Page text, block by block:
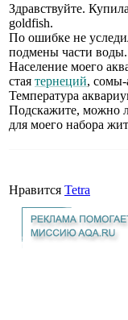
Здравствуйте.
goldfish.
По ошибке не
подмены части воды.
Население моего
стая тернеций,
Температура
Подскажите, можно
для моего набора
Нравится Tetra